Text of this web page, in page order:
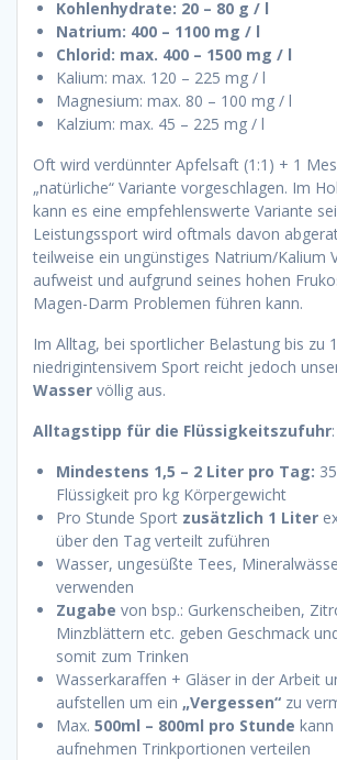
Kohlenhydrate: 20 – 80 g / l
Natrium: 400 – 1100 mg / l
Chlorid: max. 400 – 1500 mg / l
Kalium: max. 120 – 225 mg / l
Magnesium: max. 80 – 100 mg / l
Kalzium: max. 45 – 225 mg / l
Oft wird verdünnter Apfelsaft (1:1) + 1
„natürliche“ Variante vorgeschlagen. Im
kann es eine empfehlenswerte Variante
Leistungssport wird oftmals davon
teilweise ein ungünstiges Natrium/Kalium
aufweist und aufgrund seines hohen
Magen-Darm Problemen führen kann.
Im Alltag, bei sportlicher Belastung bis zu
niedrigintensivem Sport reicht jedoch
Wasser völlig aus.
Alltagstipp für die Flüssigkeitszufuhr:
Mindestens 1,5 – 2 Liter pro Tag:
Flüssigkeit pro kg Körpergewicht
Pro Stunde Sport zusätzlich 1 Liter
über den Tag verteilt zuführen
Wasser, ungesüßte Tees,
verwenden
Zugabe von bsp.: Gurkenscheiben,
Minzblättern etc. geben Geschmack
somit zum Trinken
Wasserkaraffen + Gläser in der Arbeit
aufstellen um ein „Vergessen“ zu
Max. 500ml – 800ml pro Stunde
aufnehmen Trinkportionen verteilen